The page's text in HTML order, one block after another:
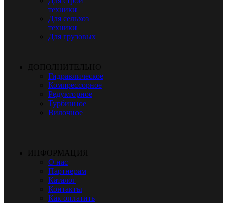
техники
Для сельхоз
техники
Для грузовых
ДОПОЛНИТЕЛЬНО
Гидравлическое
Компрессорное
Редукторное
Турбинное
Вилочное
ИНФОРМАЦИЯ
О нас
Партнерам
Каталог
Контакты
Как оплатить